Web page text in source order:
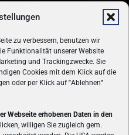
zu verbessern, benutzen wir
Funktionalität unserer Website
und Trackingzwecke. Sie
Cookies mit dem Klick auf die
oder per Klick auf"Ablehnen"
Webseite erhobenen Daten in den
willigen Sie zugleich gem.